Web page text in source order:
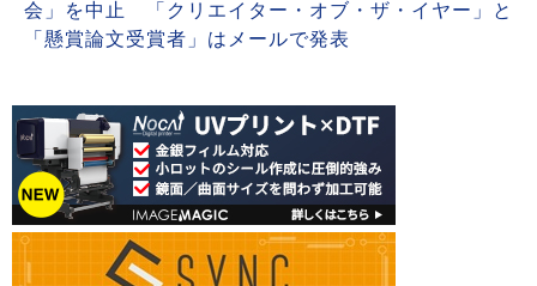
会」を中止 「クリエイター・オブ・ザ・イヤー」と
「懸賞論文受賞者」はメールで発表